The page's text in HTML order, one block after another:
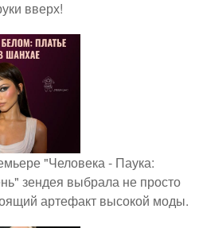
вверх!
"Человека - Паука:
зендея выбрала не просто
артефакт высокой моды.